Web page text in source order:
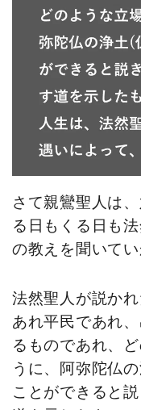
さて親鸞聖人は
る日もくる日も
の教えを聞いてい
法然聖人が説か
あれ平民であれ
るものであれ、
うに、阿弥陀仏
ことができると